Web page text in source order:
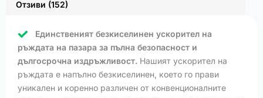
Отзиви (152)
Единственият безкиселинен ускорител на
ръждата на пазара за пълна безопасност и
дългосрочна издръжливост. Нашият ускорител на
ръждата е напълно безкиселинен, което го прави
уникален и коренно различен от конвенционалните